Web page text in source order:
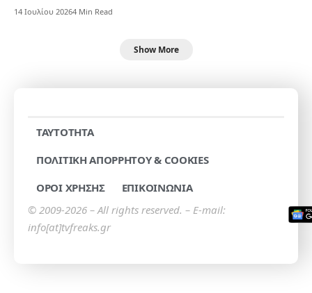
14 Ιουλίου 20264 Min Read
Show More
TAYTOTHTA
ΠΟΛΙΤΙΚΗ ΑΠΟΡΡΗΤΟΥ & COOKIES
ΟΡΟΙ ΧΡΗΣΗΣ
ΕΠΙΚΟΙΝΩΝΙΑ
© 2009-2026 – All rights reserved. – E-mail:
info[at]tvfreaks.gr